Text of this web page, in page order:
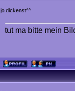
jo dickenst^^
tut ma bitte mein